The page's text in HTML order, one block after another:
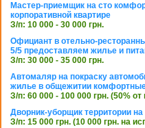
Мастер-приемщик на сто
корпоративной квартире
З/п: 10 000 - 30 000 грн.
Официант в отельно-
5/5 предоставляем жилье и
З/п: 30 000 - 35 000 грн.
Автомаляр на покраску
жилье в общежитии
З/п: 60 000 - 100 000 грн. (50%
Дворник-уборщик территории
З/п: 15 000 грн. (10 000 грн. на